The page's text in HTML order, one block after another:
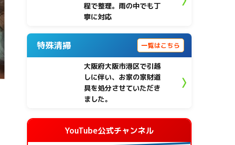
程で整理。雨の中でも丁
寧に対応
特殊清掃 一覧はこちら
大阪府大阪市港区で引越
しに伴い、お家の家財道
具を処分させていただき
ました。
YouTube公式チャンネル